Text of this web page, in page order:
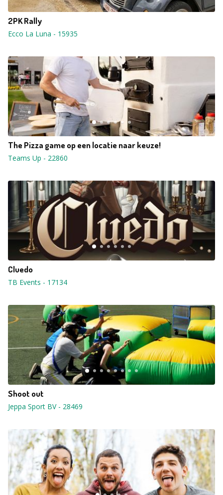
2PK Rally
Ecco La Luna - 15935
The Pizza game op een locatie naar keuze!
Teams Up - 22860
Cluedo
TB Events - 17134
Shoot out
Jeppa Sport BV- 28469